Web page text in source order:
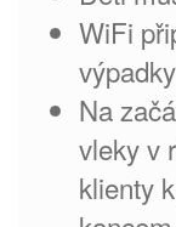
WiFi
výpadky
Na
vleky v
klienty